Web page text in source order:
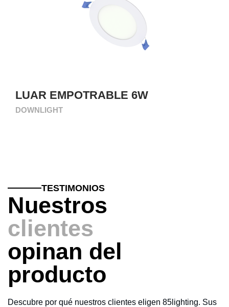
LUAR EMPOTRABLE 6W
DOWNLIGHT
TESTIMONIOS
Nuestros
clientes
opinan del
producto
Descubre por qué nuestros clientes eligen 85lighting. Sus